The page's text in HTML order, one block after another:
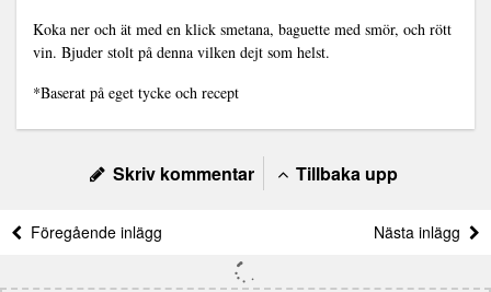
Koka ner och ät med en klick smetana, baguette med smör, och rött
vin. Bjuder stolt på denna vilken dejt som helst.
*Baserat på eget tycke och recept
Skriv kommentar Tillbaka upp
Föregående inlägg Nästa inlägg